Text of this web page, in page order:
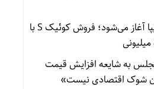
ثبت‌نام جدید سایپا آغاز می‌شود؛ فروش کوئیک S با
به شایعه افزایش قیمت
شوک اقتصادی نیست»